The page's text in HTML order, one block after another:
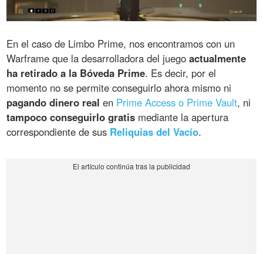
En el caso de Limbo Prime, nos encontramos con un
Warframe que la desarrolladora del juegoactualmente
ha retirado a la Bóveda Prime. Es decir, por el
momento no se permite conseguirlo ahora mismo ni
pagando dinero real en Prime Access o Prime Vault, ni
tampoco conseguirlo gratis mediante la apertura
correspondiente de sus Reliquias del Vacío.